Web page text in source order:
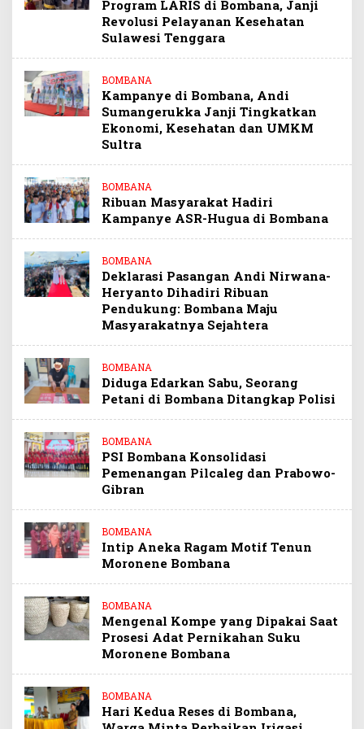
Program LARIS di Bombana, Janji
Revolusi Pelayanan Kesehatan
Sulawesi Tenggara
BOMBANA
Kampanye di Bombana, Andi
Sumangerukka Janji Tingkatkan
Ekonomi, Kesehatan dan UMKM
Sultra
BOMBANA
Ribuan Masyarakat Hadiri
Kampanye ASR-Hugua di Bombana
BOMBANA
Deklarasi Pasangan Andi Nirwana-
Heryanto Dihadiri Ribuan
Pendukung: Bombana Maju
Masyarakatnya Sejahtera
BOMBANA
Diduga Edarkan Sabu, Seorang
Petani di Bombana Ditangkap Polisi
BOMBANA
PSI Bombana Konsolidasi
Pemenangan Pilcaleg dan Prabowo-
Gibran
BOMBANA
Intip Aneka Ragam Motif Tenun
Moronene Bombana
BOMBANA
Mengenal Kompe yang Dipakai Saat
Prosesi Adat Pernikahan Suku
Moronene Bombana
BOMBANA
Hari Kedua Reses di Bombana,